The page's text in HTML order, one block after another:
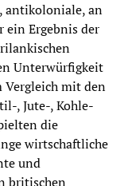
antikoloniale, an
ein Ergebnis der
Unterwürfigkeit
Vergleich mit den
, Jute-, Kohle-
die
wirtschaftliche
und
britischen